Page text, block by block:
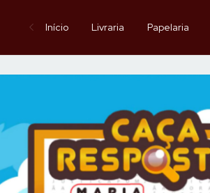
Início Livraria Papelaria